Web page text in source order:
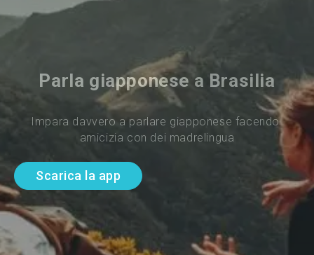
Parla giapponese a Brasilia
Impara davvero a parlare giapponese facendo
amicizia con dei madrelingua
Scarica la app